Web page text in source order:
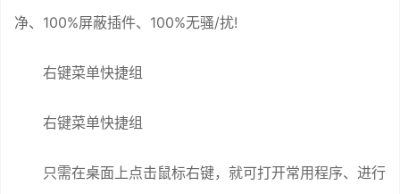
净、100%屏蔽插件、100%无骚/扰!
右键菜单快捷组
右键菜单快捷组
只需在桌面上点击鼠标右键，就可打开常用程序、进行